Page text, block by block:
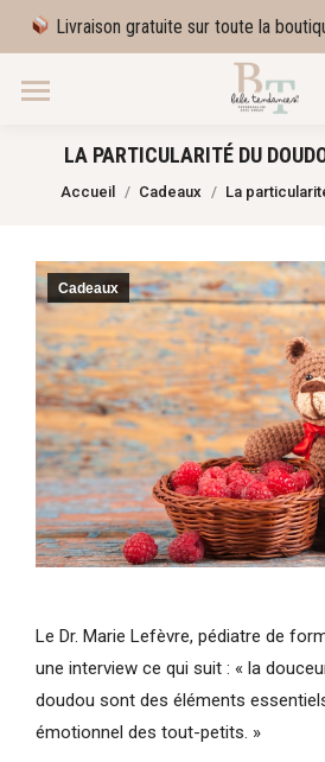
Livraison gratuite sur toute la
LA PARTICULARITÉ DU
Vous êtes ici :
Accueil Cadeaux La
Cadeaux
Le Dr. Marie Lefèvre, pédiatre de
une interview ce qui suit : « la
doudou sont des éléments
émotionnel des tout-petits. »